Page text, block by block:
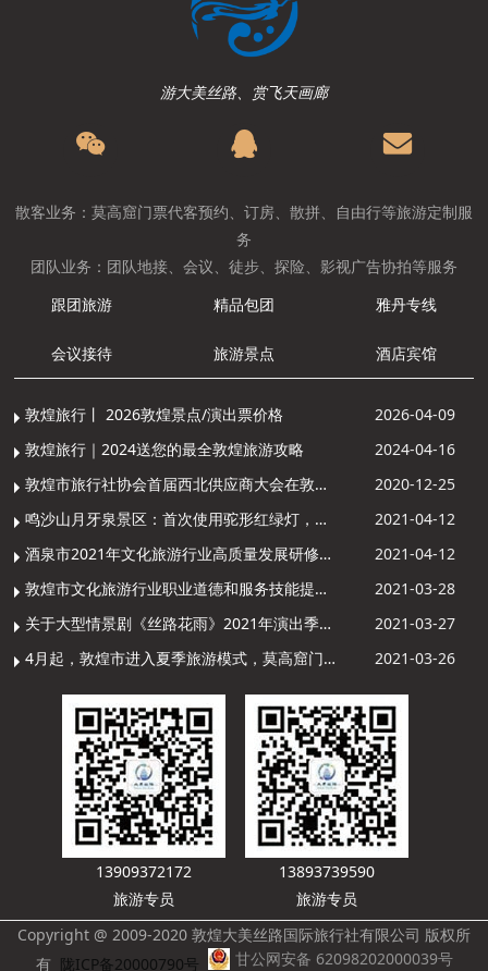
游大美丝路、赏飞天画廊
散客业务：莫高窟门票代客预约、订房、散拼、自由行等旅游定制服
务
团队业务：团队地接、会议、徒步、探险、影视广告协拍等服务
跟团旅游
精品包团 雅丹专线
会议接待 旅游景点 酒店宾馆
敦煌旅行丨 2026敦煌景点/演出票价格
2026-04-09
敦煌旅行｜2024送您的最全敦煌旅游攻略
2024-04-16
敦煌市旅行社协会首届西北供应商大会在敦煌召开
2020-12-25
鸣沙山月牙泉景区：首次使用驼形红绿灯，骆驼“看驼灯绿了”走起来
2021-04-12
酒泉市2021年文化旅游行业高质量发展研修提升培训班敦煌分训点开班
2021-04-12
敦煌市文化旅游行业职业道德和服务技能提升导游专项培训成功举办
2021-03-28
关于大型情景剧《丝路花雨》2021年演出季开演的通知
2021-03-27
4月起，敦煌市进入夏季旅游模式，莫高窟门票价格调整
2021-03-26
13909372172
旅游专员
13893739590
旅游专员
Copyright @ 2009-2020 敦煌大美丝路国际旅行社有限公司 版权所
有 陇ICP备20000790号 甘公网安备 62098202000039号